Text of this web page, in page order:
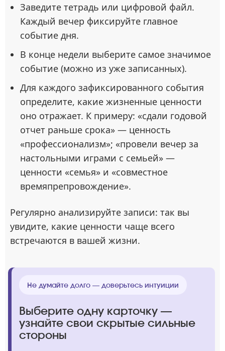
Заведите тетрадь или цифровой файл.
Каждый вечер фиксируйте главное
событие дня.
В конце недели выберите самое значимое
событие (можно из уже записанных).
Для каждого зафиксированного события
определите, какие жизненные ценности
оно отражает. К примеру: «сдали годовой
отчет раньше срока» — ценность
«профессионализм»; «провели вечер за
настольными играми с семьей» —
ценности «семья» и «совместное
времяпрепровождение».
Регулярно анализируйте записи: так вы
увидите, какие ценности чаще всего
встречаются в вашей жизни.
Не думайте долго — доверьтесь интуиции
Выберите одну карточку —
узнайте свои скрытые сильные
стороны